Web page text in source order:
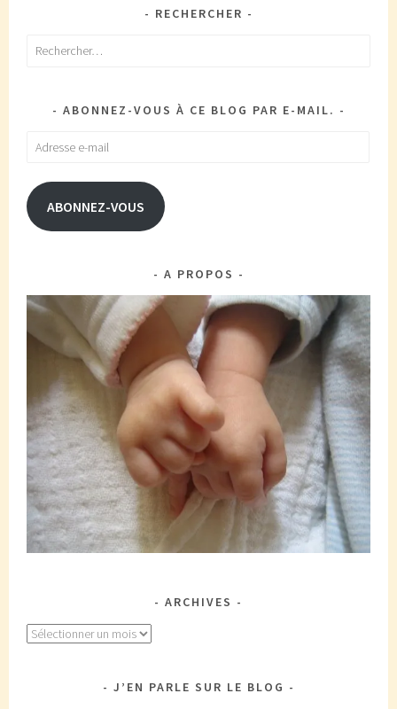
RECHERCHER
Rechercher :
ABONNEZ-VOUS À CE BLOG PAR E-MAIL.
Adresse
mail
ABONNEZ-VOUS
A PROPOS
ARCHIVES
Archives
J’EN PARLE SUR LE BLOG